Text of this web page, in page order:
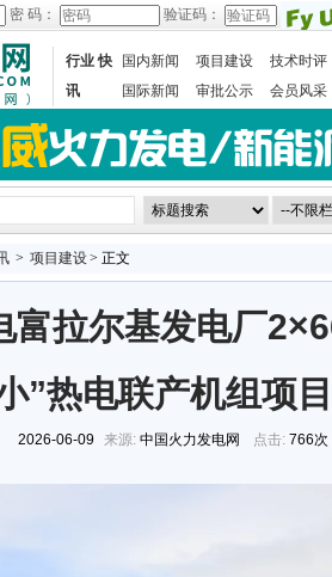
密 码： 验证码：
行业 快
讯
国内新闻 项目建设
技术时评
国际新闻
审批公示 会员风采
> 项目建设> 正文
富拉尔基发电厂
”热电联产机组项
2026-06-09 来源: 中国火力发电网 点击: 766次